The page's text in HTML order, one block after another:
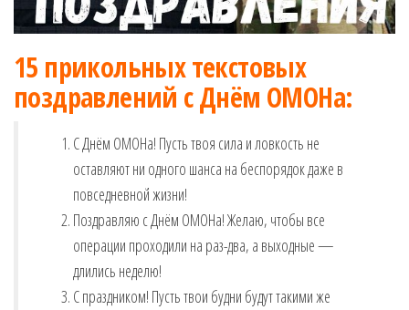
15 прикольных текстовых
поздравлений сДнём ОМОНа:
С Днём ОМОНа! Пусть твоя сила и ловкость не
оставляют ни одного шанса на беспорядок даже в
повседневной жизни!
Поздравляю с Днём ОМОНа! Желаю, чтобы все
операции проходили на раз-два, а выходные —
длились неделю!
С праздником! Пусть твои будни будут такими же